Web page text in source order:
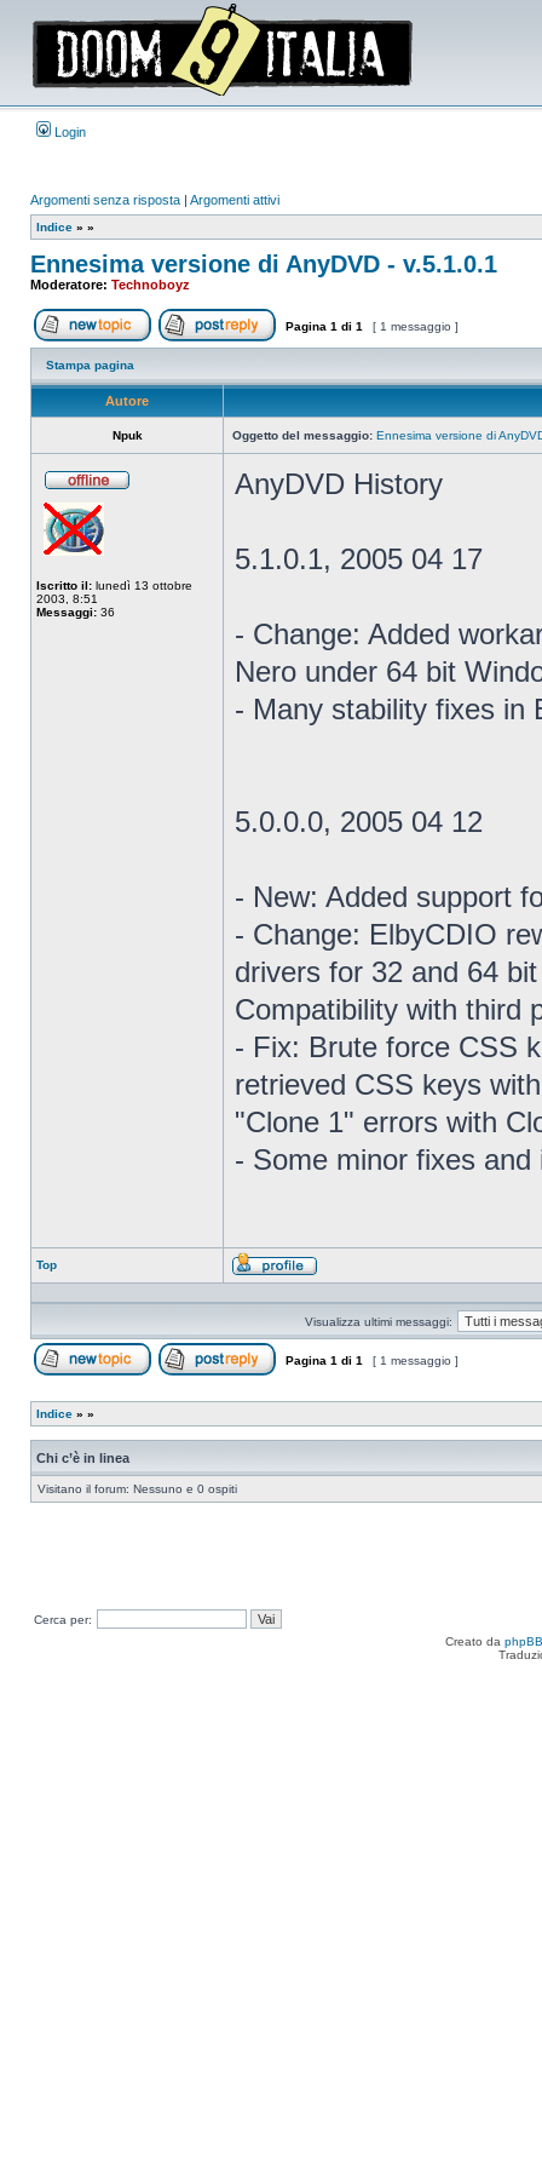
Login
Argomenti senza risposta | Argomenti attivi
Indice » »
Ennesima versione di AnyDVD - v.5.1.0.1
Moderatore: Technoboyz
Apri un nuovo argomentoRispondi all’argomento
Pagina 1 di 1 [ 1 messaggio ]
Stampa pagina
Autore
Npuk Oggetto del messaggio: Ennesima versione di
Iscritto il: lunedì 13 ottobre
2003, 8:51
Messaggi: 36
AnyDVD History
5.1.0.1, 2005 04 17
- Change: Added
Nero under 64 bit
- Many stability fixes in
5.0.0.0, 2005 04 12
- New: Added support
- Change: ElbyCDIO
drivers for 32 and 64
Compatibility with third
- Fix: Brute force CSS
retrieved CSS keys
"Clone 1" errors with
- Some minor fixes and
Top
Profilo
Visualizza ultimi messaggi:
Pagina 1 di 1 [ 1 messaggio ]
Indice » »
Chi c’è in linea
Visitano il forum: Nessuno e 0 ospiti
Cerca per:
Creato da phpBB